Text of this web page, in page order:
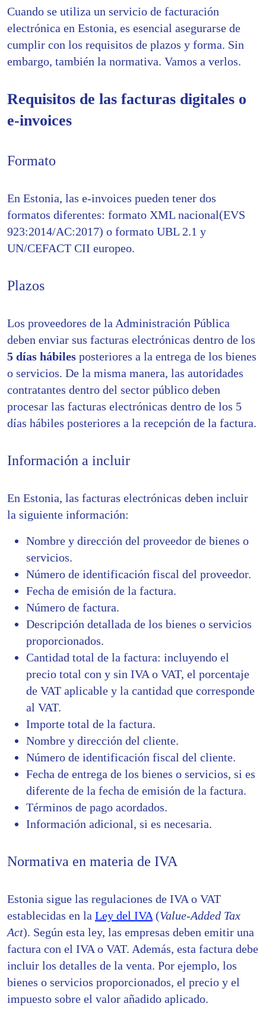
Cuando se utiliza un servicio de facturación
electrónica en Estonia, es esencial asegurarse de
cumplir con los requisitos de plazos y forma. Sin
embargo, también la normativa. Vamos a verlos.
Requisitos de las facturas digitales o
e-invoices
Formato
En Estonia, las e-invoices pueden tener dos
formatos diferentes: formato XML nacional(EVS
923:2014/AC:2017) o formato UBL 2.1 y
UN/CEFACT CII europeo.
Plazos
Los proveedores de la Administración Pública
deben enviar sus facturas electrónicas dentro de los
5 días hábiles posteriores a la entrega de los bienes
o servicios. De la misma manera, las autoridades
contratantes dentro del sector público deben
procesar las facturas electrónicas dentro de los 5
días hábiles posteriores a la recepción de la factura.
Información a incluir
En Estonia, las facturas electrónicas deben incluir
la siguiente información:
Nombre y dirección del proveedor de bienes o
servicios.
Número de identificación fiscal del proveedor.
Fecha de emisión de la factura.
Número de factura.
Descripción detallada de los bienes o servicios
proporcionados.
Cantidad total de la factura: incluyendo el
precio total con y sin IVA o VAT, el porcentaje
de VAT aplicable y la cantidad que corresponde
al VAT.
Importe total de la factura.
Nombre y dirección del cliente.
Número de identificación fiscal del cliente.
Fecha de entrega de los bienes o servicios, si es
diferente de la fecha de emisión de la factura.
Términos de pago acordados.
Información adicional, si es necesaria.
Normativa en materia de IVA
Estonia sigue las regulaciones de IVA o VAT
establecidas en la Ley del IVA (Value-Added Tax
Act). Según esta ley, las empresas deben emitir una
factura con el IVA o VAT. Además, esta factura debe
incluir los detalles de la venta. Por ejemplo, los
bienes o servicios proporcionados, el precio y el
impuesto sobre el valor añadido aplicado.